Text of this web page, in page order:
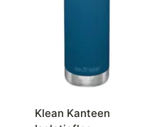
Klean Kanteen